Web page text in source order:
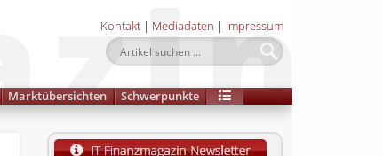
Kontakt | Mediadaten | Impressum
Marktübersichten Schwerpunkte